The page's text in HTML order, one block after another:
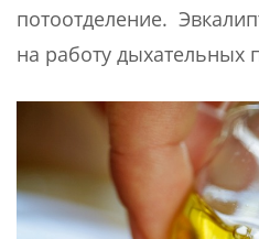
потоотделение.
на работу дыхательных